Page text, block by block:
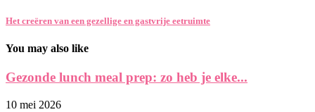
Het creëren van een gezellige en gastvrije eetruimte
You may also like
Gezonde lunch meal prep: zo heb je elke...
10 mei 2026